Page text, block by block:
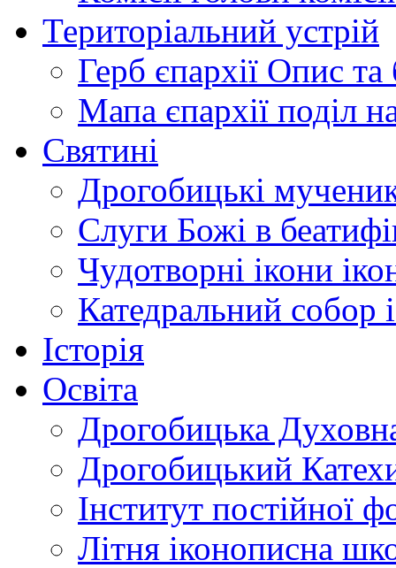
Територіальний устрій
Герб єпархії Опис та
Мапа єпархії поділ
Святині
Дрогобицькі
Слуги Божі в
Чудотворні ікони
Катедральний собор
Історія
Освіта
Дрогобицька
Дрогобицький
Інститут постійної
Літня іконописна